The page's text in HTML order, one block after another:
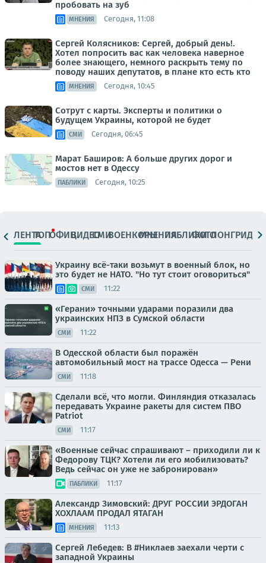
пробовать на зуб
МНЕНИЯ Сегодня, 11:08
Сергей Колясников: Сергей, добрый день!.
Хотел попросить вас как человека наверное
более знающего, немного раскрыть тему по
поводу наших депутатов, в плане кто есть кто
МНЕНИЯ Сегодня, 10:45
Сотрут с карты. Эксперты и политики о
будущем Украины, которой не будет
СМИ Сегодня, 06:45
Марат Баширов: А больше других дорог и
мостов нет в Одессу
ПАБЛИКИ Сегодня, 10:25
ЛЕНТАТОПОФИЦ.ВИДЕОСМИВОЕНКОРЫМНЕНИЯПАБЛИКИ
ФОТОЛОНГРИДЫ
Украину всё-таки возьмут в военный блок, но
это будет не НАТО. "Но тут стоит оговориться"
СМИ 11:22
«Герани» точными ударами поразили два
украинских НПЗ в Сумской области
СМИ 11:22
В Одесской области был поражён
автомобильный мост на трассе Одесса — Рени
СМИ 11:18
Сделали всё, что могли. Финляндия отказалась
передавать Украине ракеты для систем ПВО
Patriot
СМИ 11:17
«Военные сейчас спрашивают – приходили ли к
Федорову ТЦК? Хотели ли его мобилизовать?
Ведь сейчас он уже не забронирован»
ПАБЛИКИ 11:17
Александр Зимовский: ДРУГ РОССИИ ЭРДОГАН
ХОХЛААМ ПРОДАЛ ЯТАГАН
МНЕНИЯ 11:13
Сергей Лебедев: В #Никлаев заехали черти с
западной Украины